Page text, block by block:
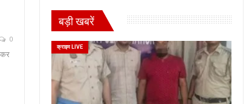
0
बड़ी खबरें
क्राइम LIVE